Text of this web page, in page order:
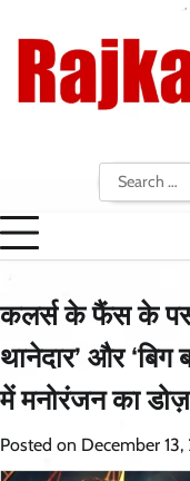
content
Search
for:
कलर्स के फैंस के
थानेदार’ और
में मनोरंजन का
Posted on December